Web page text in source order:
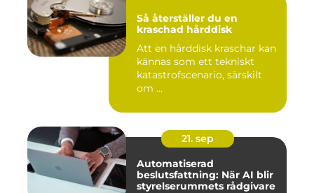
Så återställer du en
kraschad hårddisk
Att en hårddisk kraschar kan
kännas som ett tekniskt
katastrofscenario, särskilt
om ...
21. sep
Automatiserad
beslutsfattning: När AI blir
styrelserummets rådgivare